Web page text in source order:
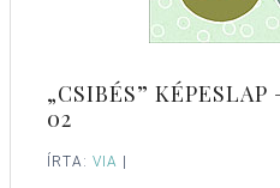
„CSIBÉS”
02
ÍRTA: VIA |